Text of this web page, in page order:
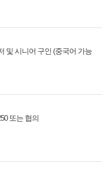
및 시니어 구인 (중국어 가능
또는 협의